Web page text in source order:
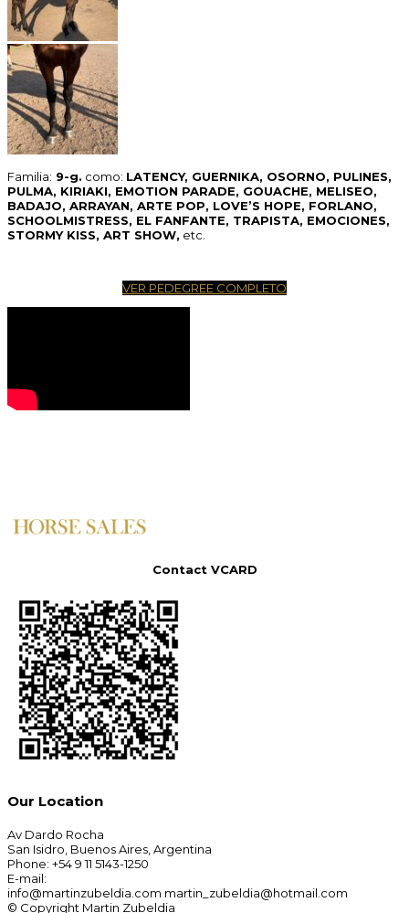
Familia: 9-g. como: LATENCY, GUERNIKA, OSORNO, PULINES,
PULMA, KIRIAKI, EMOTION PARADE, GOUACHE, MELISEO,
BADAJO, ARRAYAN, ARTE POP, LOVE’S HOPE, FORLANO,
SCHOOLMISTRESS, EL FANFANTE, TRAPISTA, EMOCIONES,
STORMY KISS, ART SHOW, etc.
VER PEDEGREE COMPLETO
Contact VCARD
Our Location
Av Dardo Rocha
San Isidro, Buenos Aires, Argentina
Phone: +54 9 11 5143-1250
E-mail:
info@martinzubeldia.com martin_zubeldia@hotmail.com
© Copyright Martin Zubeldia